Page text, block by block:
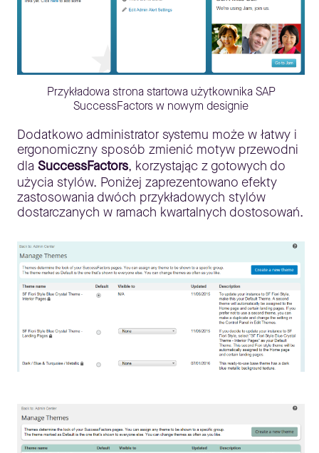
Przykładowa strona startowa użytkownika SAP
SuccessFactors w nowym designie
Dodatkowo administrator systemu może w łatwy i
ergonomiczny sposób zmienić motyw przewodni
dla SuccessFactors, korzystając z gotowych do
użycia stylów. Poniżej zaprezentowano efekty
zastosowania dwóch przykładowych stylów
dostarczanych w ramach kwartalnych dostosowań.